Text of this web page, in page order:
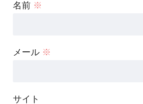
名前 ※
メール ※
サイト